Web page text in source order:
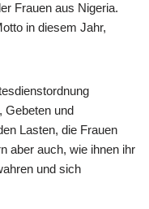
Frauen aus Nigeria.
in diesem Jahr,
Gebeten und
Lasten, die Frauen
aber auch, wie ihnen ihr
und sich